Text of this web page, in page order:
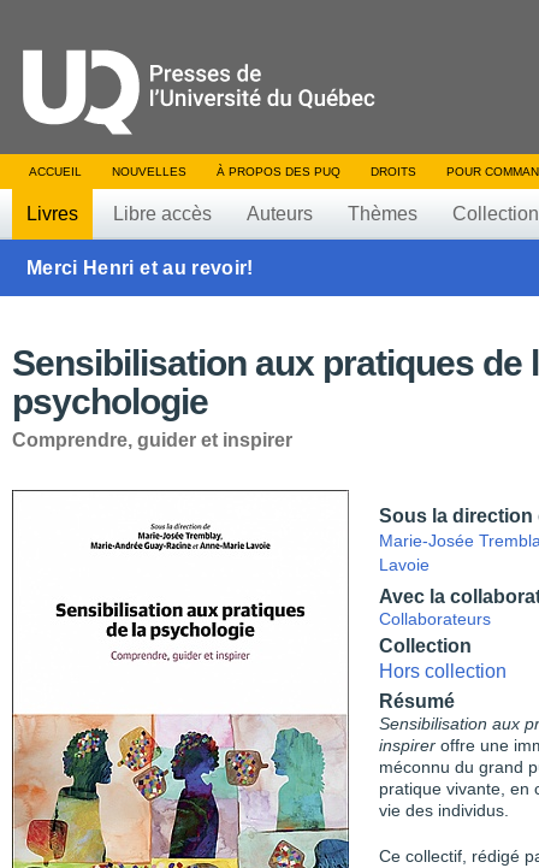
ACCUEIL NOUVELLES À PROPOS DES PUQ DROITS POUR
Livres Libre accès Auteurs Thèmes
Merci Henri et au revoir!
Sensibilisation aux pratiques de
psychologie
Comprendre, guider et inspirer
Sous la direction
Marie-Josée
Lavoie
Avec la
Collaborateurs
Collection
Hors collection
Résumé
Sensibilisation aux
inspirer offre une
méconnu du grand
pratique vivante, en
vie des individus.
Ce collectif, rédigé